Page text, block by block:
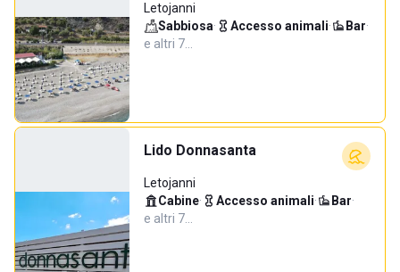
Letojanni
Sabbiosa· Accesso animali· Bar·
e altri 7…
Lido Donnasanta
Letojanni
Cabine· Accesso animali· Bar·
e altri 7…